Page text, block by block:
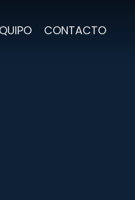
CONTACTO